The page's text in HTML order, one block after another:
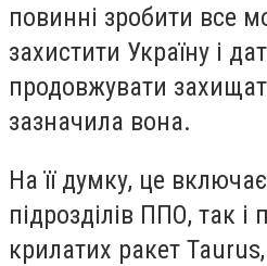
повинні зробити все
захистити Україну і
продовжувати
зазначила вона.
На її думку, це
підрозділів ППО, так і
крилатих ракет